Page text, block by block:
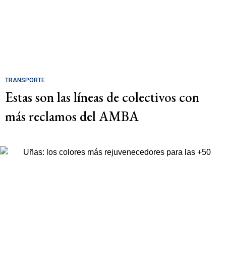
TRANSPORTE
Estas son las líneas de colectivos con
más reclamos del AMBA